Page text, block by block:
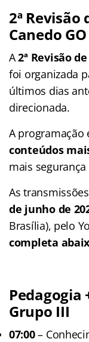
2ª Revisão
Canedo GO
A2ª Revisão
foi organizada
últimos dias
direcionada.
A programação
conteúdos
mais
As
de junho de
Brasília), pelo
completa
Pedagogia
Grupo III
07:00–